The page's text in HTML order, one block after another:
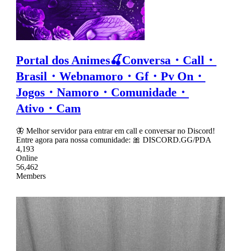
Portal dos Animes🍒Conversa・Call・
Brasil・Webnamoro・Gf・Pv On・
Jogos・Namoro・Comunidade・
Ativo・Cam
🦋 Melhor servidor para entrar em call e conversar no Discord!
Entre agora para nossa comunidade: 🎀 DISCORD.GG/PDA
4,193
Online
56,462
Members